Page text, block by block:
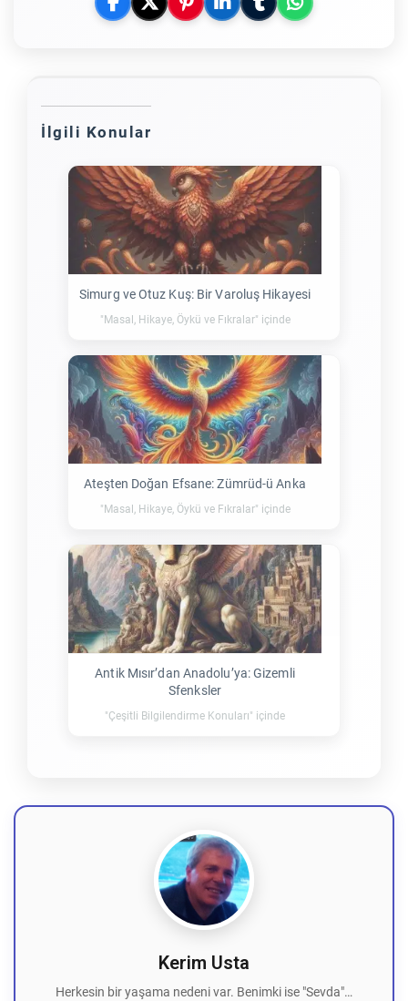
İlgili Konular
Simurg ve Otuz Kuş: Bir Varoluş Hikayesi
"Masal, Hikaye, Öykü ve Fıkralar" içinde
Ateşten Doğan Efsane: Zümrüd-ü Anka
"Masal, Hikaye, Öykü ve Fıkralar" içinde
Antik Mısır’dan Anadolu’ya: Gizemli
Sfenksler
"Çeşitli Bilgilendirme Konuları" içinde
Kerim Usta
Herkesin bir yaşama nedeni var. Benimki ise "Sevda"…